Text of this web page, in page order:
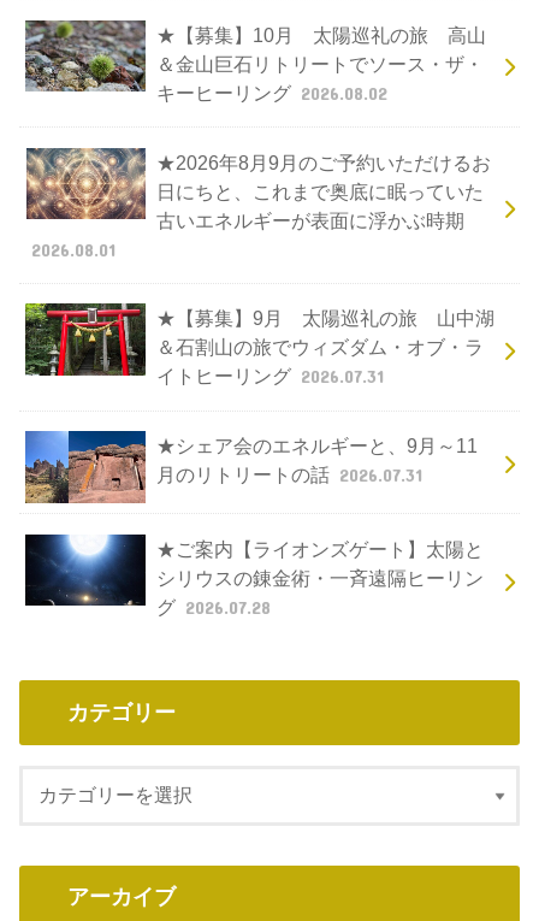
★【募集】10月 太陽巡礼の旅 高山
＆金山巨石リトリートでソース・ザ・
キーヒーリング 2026.08.02
★2026年8月9月のご予約いただけるお
日にちと、これまで奥底に眠っていた
古いエネルギーが表面に浮かぶ時期
2026.08.01
★【募集】9月 太陽巡礼の旅 山中湖
＆石割山の旅でウィズダム・オブ・ラ
イトヒーリング 2026.07.31
★シェア会のエネルギーと、9月～11
月のリトリートの話 2026.07.31
★ご案内【ライオンズゲート】太陽と
シリウスの錬金術・一斉遠隔ヒーリン
グ 2026.07.28
カテゴリー
アーカイブ